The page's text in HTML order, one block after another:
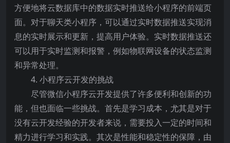
方便地将云数据库中的数据实时推送给小程序的前端页
面。对于聊天类小程序，可以通过实时数据推送实现消
息的实时展示和更新，提高用户体验。实时数据推送还
可以用于实时监测和报警，例如物联网设备的状态监测
和异常处理。
4. 小程序云开发的挑战
尽管微信小程序云开发提供了许多便利和创新的功
能，但也面临一些挑战。首先是学习成本，尤其是对于
没有云开发经验的开发者来说，需要投入一定的时间和
精力进行学习和实践。其次是性能和稳定性的保障，由